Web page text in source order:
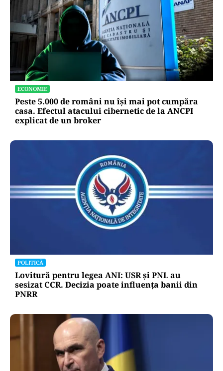
ECONOMIE
Peste 5.000 de români nu își mai pot cumpăra
casa. Efectul atacului cibernetic de la ANCPI
explicat de un broker
POLITICĂ
Lovitură pentru legea ANI: USR și PNL au
sesizat CCR. Decizia poate influența banii din
PNRR